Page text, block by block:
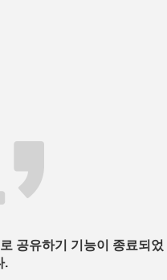
공유하기 기능이 종료되었
.